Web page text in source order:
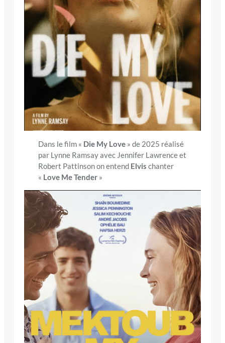
Dans le film « Die My Love » de 2025 réalisé
par Lynne Ramsay avec Jennifer Lawrence et
Robert Pattinson on entend Elvis chanter
« Love Me Tender »